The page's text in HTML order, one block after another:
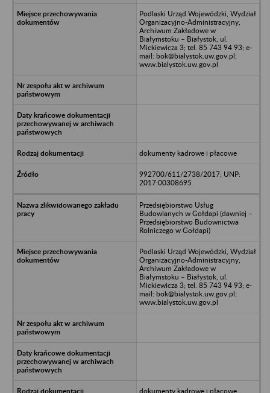
Podlaski Urząd Wojewódzki, Wydział
Organizacyjno-Administracyjny,
Archiwum Zakładowe w
Białymstoku – Białystok, ul.
Mickiewicza 3; tel. 85 743 94 93; e-
mail: bok@bialystok.uw.gov.pl;
www.bialystok.uw.gov.pl
dokumenty kadrowe i płacowe
992700/611/2738/2017; UNP:
2017:00308695
Przedsiębiorstwo Usług
Budowlanych w Gołdapi (dawniej –
Przedsiębiorstwo Budownictwa
Rolniczego w Gołdapi)
Podlaski Urząd Wojewódzki, Wydział
Organizacyjno-Administracyjny,
Archiwum Zakładowe w
Białymstoku – Białystok, ul.
Mickiewicza 3; tel. 85 743 94 93; e-
mail: bok@bialystok.uw.gov.pl;
www.bialystok.uw.gov.pl
dokumenty kadrowe i płacowe